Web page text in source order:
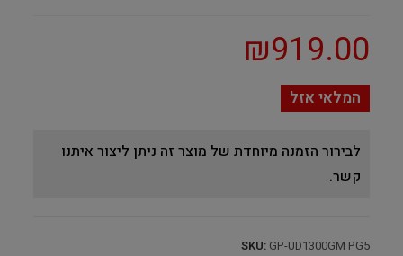
₪919.00
המלאי אזל
לבירור הזמנה מיוחדת של מוצר זה ניתן ליצור איתנו
קשר.
SKU: GP-UD1300GM PG5